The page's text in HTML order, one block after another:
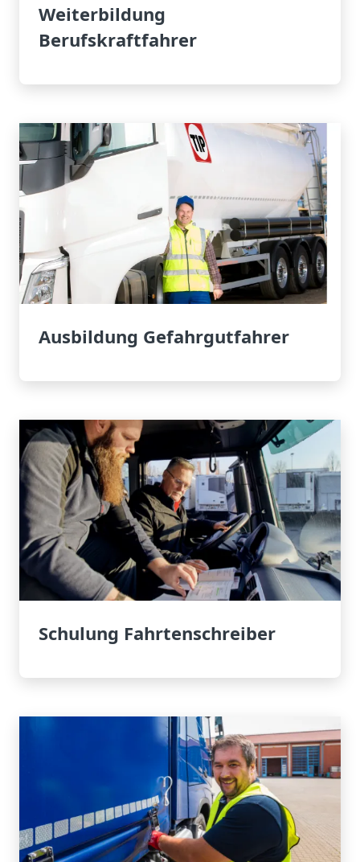
Weiterbildung
Berufskraftfahrer
Ausbildung Gefahrgutfahrer
Schulung Fahrtenschreiber